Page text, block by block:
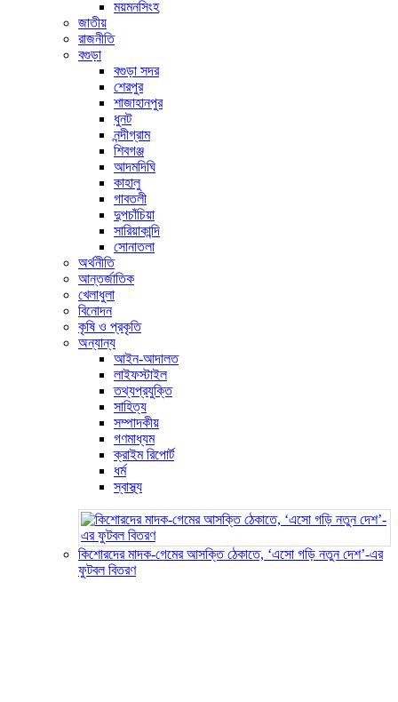
ময়মনসিংহ
জাতীয়
রাজনীতি
বগুড়া
বগুড়া সদর
শেরপুর
শাজাহানপুর
ধুনট
নন্দীগ্রাম
শিবগঞ্জ
আদমদিঘি
কাহালু
গাবতলী
দুপচাঁচিয়া
সারিয়াকান্দি
সোনাতলা
অর্থনীতি
আন্তর্জাতিক
খেলাধুলা
বিনোদন
কৃষি ও প্রকৃতি
অন্যান্য
আইন-আদালত
লাইফস্টাইল
তথ্যপ্রযুক্তি
সাহিত্য
সম্পাদকীয়
গণমাধ্যম
ক্রাইম রিপোর্ট
ধর্ম
স্বাস্থ্য
কিশোরদের মাদক-গেমের আসক্তি ঠেকাতে, ‘এসো গড়ি নতুন দেশ’-এর
ফুটবল বিতরণ